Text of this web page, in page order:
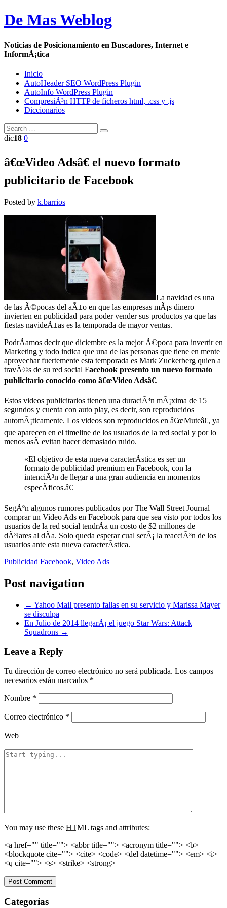
De Mas Weblog
Noticias de Posicionamiento en Buscadores, Internet e
InformÃ¡tica
Inicio
AutoHeader SEO WordPress Plugin
AutoInfo WordPress Plugin
CompresiÃ³n HTTP de ficheros html, .css y .js
Diccionarios
dic18 0
â€œVideo Adsâ€ el nuevo formato
publicitario de Facebook
Posted by k.barrios
La navidad es una
de las Ã©pocas del aÃ±o en que las empresas mÃ¡s dinero
invierten en publicidad para poder vender sus productos ya que las
fiestas navideÃ±as es la temporada de mayor ventas.
PodrÃ­amos decir que diciembre es la mejor Ã©poca para invertir en
Marketing y todo indica que una de las personas que tiene en mente
aprovechar fuertemente esta temporada es Mark Zuckerberg quien a
travÃ©s de su red social Facebook presento un nuevo formato
publicitario conocido como â€œVideo Adsâ€.
Estos videos publicitarios tienen una duraciÃ³n mÃ¡xima de 15
segundos y cuenta con auto play, es decir, son reproducidos
automÃ¡ticamente. Los videos son reproducidos en â€œMuteâ€, ya
que aparecen en el timeline de los usuarios de la red social y por lo
menos asÃ­ evitan hacer demasiado ruido.
«El objetivo de esta nueva caracterÃ­stica es ser un
formato de publicidad premium en Facebook, con la
intenciÃ³n de llegar a una gran audiencia en momentos
especÃ­ficos.â€
SegÃºn algunos rumores publicados por The Wall Street Journal
comprar un Video Ads en Facebook para que sea visto por todos los
usuarios de la red social tendrÃ­a un costo de $2 millones de
dÃ³lares al dÃ­a. Solo queda esperar cual serÃ¡ la reacciÃ³n de los
usuarios ante esta nueva caracterÃ­stica.
Publicidad Facebook, Video Ads
Post navigation
← Yahoo Mail presento fallas en su servicio y Marissa Mayer
se disculpa
En Julio de 2014 llegarÃ¡ el juego Star Wars: Attack
Squadrons →
Leave a Reply
Tu dirección de correo electrónico no será publicada. Los campos
necesarios están marcados *
Nombre *
Correo electrónico *
Web
You may use these HTML tags and attributes:
<a href="" title=""> <abbr title=""> <acronym title=""> <b>
<blockquote cite=""> <cite> <code> <del datetime=""> <em> <i>
<q cite=""> <s> <strike> <strong>
Categorías